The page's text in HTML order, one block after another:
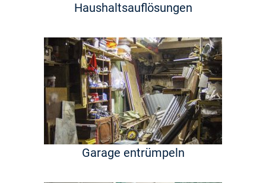
Haushaltsauflösungen
Garage entrümpeln